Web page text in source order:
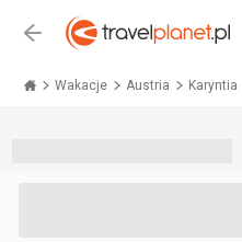
Wstecz
Wakacje Austria Karyntia